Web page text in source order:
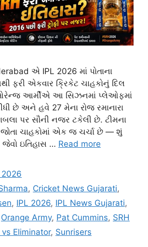
એ IPL 2026 માં પોતાના
ફરી એકવાર ક્રિકેટ ચાહકોનું દિલ
આર્મીએ આ સિઝનમાં પ્લેઓફમાં
છે અને હવે 27 મેના રોજ રમાનારા
પર સૌની નજર ટકેલી છે. ટીમના
જોતા ચાહકોમાં એક જ ચર્ચા છે — શું
જેવો ઇતિહાસ … Read more
, Cricket News Gujarati,
, IPL 2026, IPL News Gujarati,
Orange Army, Pat Cummins, SRH
vs Eliminator, Sunrisers